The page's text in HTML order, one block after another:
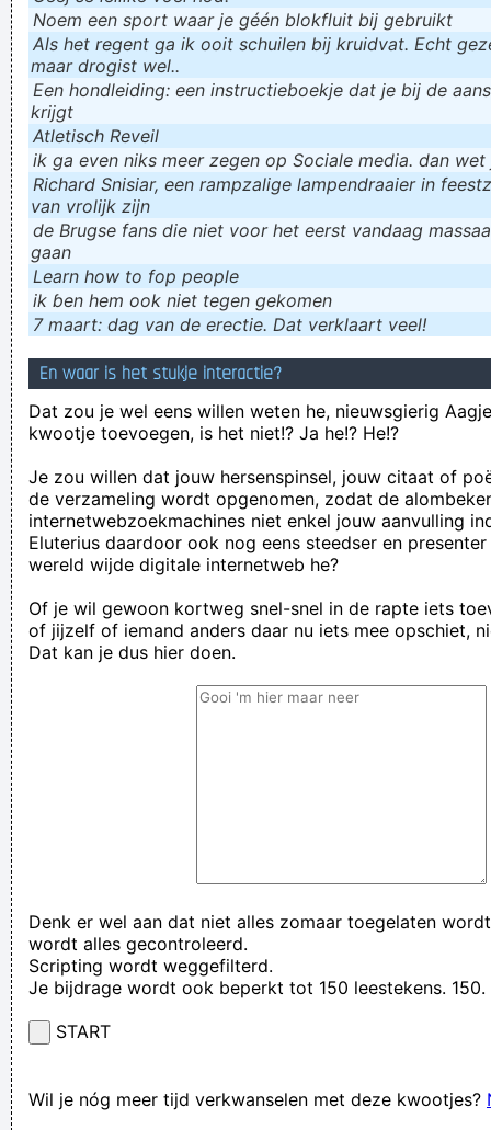
Noem een sport waar je géén blokfluit bij gebruikt
Als het regent ga ik ooit schuilen bij kruidvat. Echt
maar drogist wel..
Een hondleiding: een instructieboekje dat je bij de
krijgt
Atletisch Reveil
ik ga even niks meer zegen op Sociale media. dan
Richard Snisiar, een rampzalige lampendraaier in
van vrolijk zijn
de Brugse fans die niet voor het eerst vandaag
gaan
Learn how to fop people
ik ɓen hem ook niet tegen gekomen
7 maart: dag van de erectie. Dat verklaart veel!
En waar is het stukje interactie?
Dat zou je wel eens willen weten he, nieuwsgierig
kwootje toevoegen, is het niet!? Ja he!? He!?
Je zou willen dat jouw hersenspinsel, jouw citaat of
de verzameling wordt opgenomen, zodat de
internetwebzoekmachines niet enkel jouw aanvulling
Eluterius daardoor ook nog eens steedser en
wereld wijde digitale internetweb he?
Of je wil gewoon kortweg snel-snel in de rapte iets
of jijzelf of iemand anders daar nu iets mee opschiet,
Dat kan je dus hier doen.
Denk er wel aan dat niet alles zomaar toegelaten
wordt alles gecontroleerd.
Scripting wordt weggefilterd.
Je bijdrage wordt ook beperkt tot 150 leestekens. 150.
START
Wil je nóg meer tijd verkwanselen met deze kwootjes?